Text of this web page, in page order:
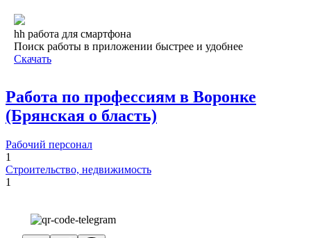
hh работа для смартфона
Поиск работы в приложении быстрее и удобнее
Скачать
Работа по профессиям в Воронке
(Брянская о бласть)
Рабочий персонал
1
Строительство, недвижимость
1